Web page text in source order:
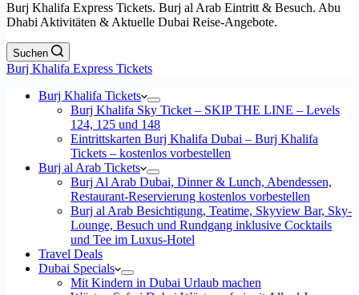
Burj Khalifa Express Tickets. Burj al Arab Eintritt & Besuch. Abu
Dhabi Aktivitäten & Aktuelle Dubai Reise-Angebote.
Suchen
Burj Khalifa Express Tickets
Burj Khalifa Tickets
Burj Khalifa Sky Ticket – SKIP THE LINE – Levels
124, 125 und 148
Eintrittskarten Burj Khalifa Dubai – Burj Khalifa
Tickets – kostenlos vorbestellen
Burj al Arab Tickets
Burj Al Arab Dubai, Dinner & Lunch, Abendessen,
Restaurant-Reservierung kostenlos vorbestellen
Burj al Arab Besichtigung, Teatime, Skyview Bar, Sky-
Lounge, Besuch und Rundgang inklusive Cocktails
und Tee im Luxus-Hotel
Travel Deals
Dubai Specials
Mit Kindern in Dubai Urlaub machen